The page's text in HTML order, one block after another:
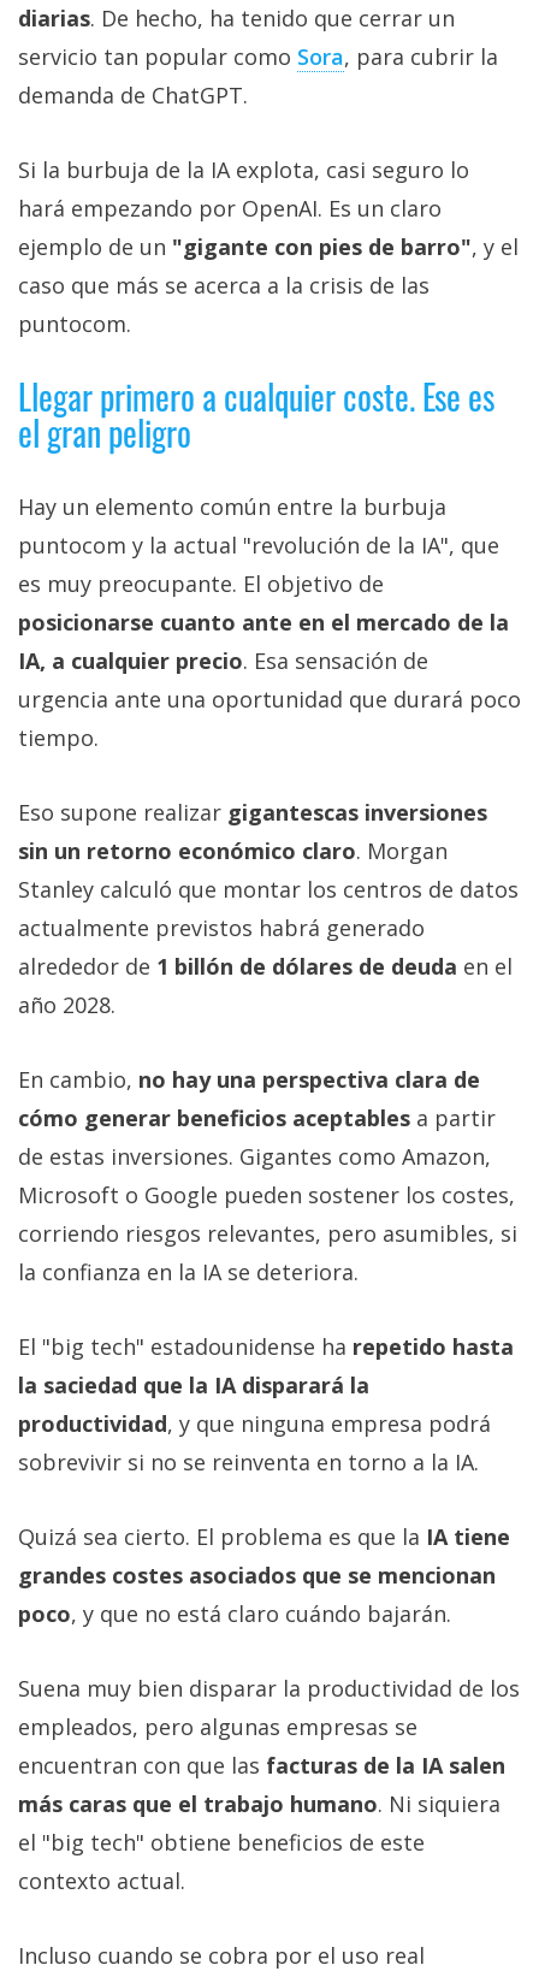
diarias. De hecho, ha tenido que cerrar un
servicio tan popular como Sora‎, para cubrir la
demanda de ChatGPT.
Si la burbuja de la IA explota, casi seguro lo
hará empezando por OpenAI. Es un claro
ejemplo de un "gigante con pies de barro", y el
caso que más se acerca a la crisis de las
puntocom.
Llegar primero a cualquier coste. Ese es
el gran peligro
Hay un elemento común entre la burbuja
puntocom y la actual "revolución de la IA", que
es muy preocupante. El objetivo de
posicionarse cuanto ante en el mercado de la
IA, a cualquier precio. Esa sensación de
urgencia ante una oportunidad que durará poco
tiempo.
Eso supone realizar gigantescas inversiones
sin un retorno económico claro. Morgan
Stanley calculó que montar los centros de datos
actualmente previstos habrá generado
alrededor de 1 billón de dólares de deuda en el
año 2028.
En cambio, no hay una perspectiva clara de
cómo generar beneficios aceptables a partir
de estas inversiones. Gigantes como Amazon,
Microsoft o Google pueden sostener los costes,
corriendo riesgos relevantes, pero asumibles, si
la confianza en la IA se deteriora.
El "big tech" estadounidense ha repetido hasta
la saciedad que la IA disparará la
productividad, y que ninguna empresa podrá
sobrevivir si no se reinventa en torno a la IA.
Quizá sea cierto. El problema es que la IA tiene
grandes costes asociados que se mencionan
poco, y que no está claro cuándo bajarán.
Suena muy bien disparar la productividad de los
empleados, pero algunas empresas se
encuentran con que las facturas de la IA salen
más caras que el trabajo humano. Ni siquiera
el "big tech" obtiene beneficios de este
contexto actual.
Incluso cuando se cobra por el uso real